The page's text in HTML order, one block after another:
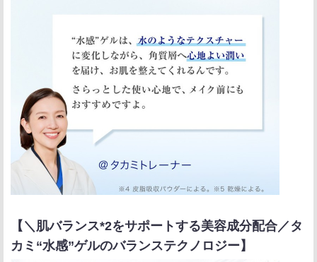
【＼肌バランス*2をサポートする美容成分配合／タ
カミ“水感”ゲルのバランステクノロジー】